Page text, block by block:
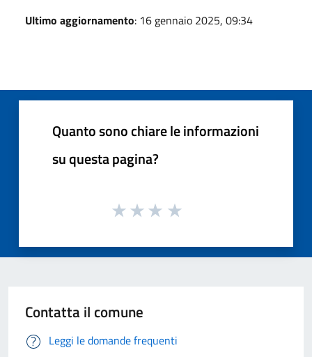
Ultimo aggiornamento: 16 gennaio 2025, 09:34
Quanto sono chiare le informazioni
su questa pagina?
Contatta il comune
Leggi le domande frequenti